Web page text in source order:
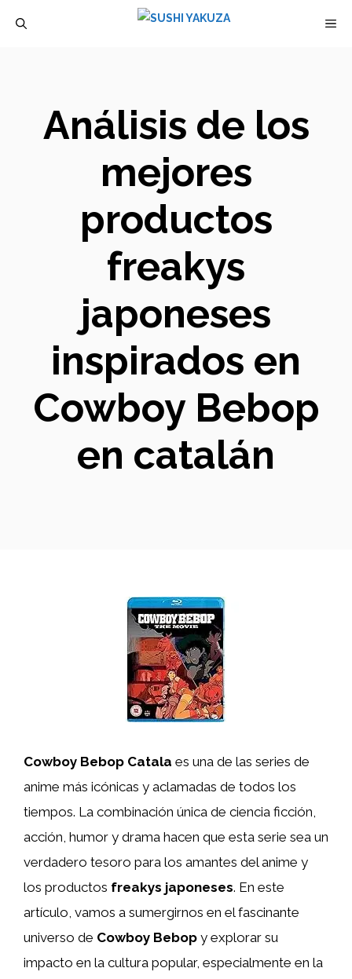
Análisis de los
mejores
productos
freakys
japoneses
inspirados en
Cowboy Bebop
en catalán
Cowboy Bebop Catala es una de las series de
anime más icónicas y aclamadas de todos los
tiempos. La combinación única de ciencia ficción,
acción, humor y drama hacen que esta serie sea un
verdadero tesoro para los amantes del anime y
los productos freakys japoneses. En este
artículo, vamos a sumergirnos en el fascinante
universo de Cowboy Bebop y explorar su
impacto en la cultura popular, especialmente en la